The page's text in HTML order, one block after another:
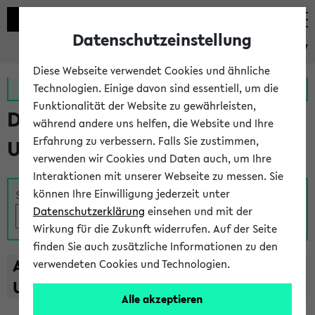
eKVV
Zur MeineUni App Zum MeineUni Portal
Das Lehrangebot der
Universität Bielefeld
Suche
A B C D E F G H I J K L M N O
U
V W X Y
Z
Datenschutzeinstellung
Diese Webseite verwendet Cookies und ähnliche
Technologien. Einige davon sind essentiell, um die
Funktionalität der Website zu gewährleisten,
während andere uns helfen, die Website und Ihre
Erfahrung zu verbessern. Falls Sie zustimmen,
verwenden wir Cookies und Daten auch, um Ihre
Interaktionen mit unserer Webseite zu messen. Sie
können Ihre Einwilligung jederzeit unter
Datenschutzerklärung einsehen und mit der
Wirkung für die Zukunft widerrufen. Auf der Seite
finden Sie auch zusätzliche Informationen zu den
verwendeten Cookies und Technologien.
Alle akzeptieren